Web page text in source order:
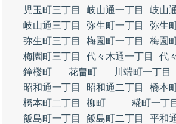
児玉町三丁目
岐山通一丁目
岐山
岐山通三丁目
弥生町一丁目
弥生
弥生町三丁目
梅園町一丁目
梅園
梅園町三丁目
代々木通一丁目
代
鐘楼町
花畠町 川端町一丁目
昭和通一丁目
昭和通二丁目
橋本
橋本町二丁目
柳町 糀町一丁
飯島町一丁目
飯島町二丁目
平和